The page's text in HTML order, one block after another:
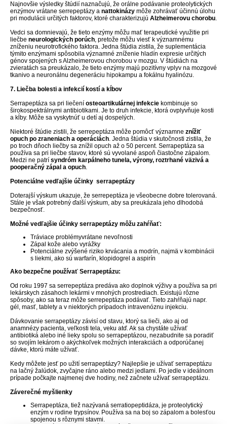
Najnovšie výsledky štúdií naznačujú, že orálne podávanie proteolytických
enzýmov vrátane serrepeptázy a nattokinázy môže zohrávať účinnú úlohu
pri modulácii určitých faktorov, ktoré charakterizujú Alzheimerovu chorobu.
Vedci sa domnievajú, že tieto enzýmy môžu mať terapeutické využitie pri
liečbe neurologických porúch, pretože môžu viesť k významnému
zníženiu neurotrofického faktora. Jedna štúdia zistila, že suplementácia
týmito enzýmami spôsobila významné zníženie hladín expresie určitých
génov spojených s Alzheimerovou chorobou v mozgu. V štúdiách na
zvieratách sa preukázalo, že tieto enzýmy majú pozitívny vplyv na mozgové
tkanivo a neuronálnu degeneráciu hipokampu a fokálnu hyalinózu.
7. Liečba bolesti a infekcií kostí a kĺbov
Serrapeptáza sa pri liečení osteoartikulárnej infekcie kombinuje so
širokospektrálnymi antibiotikami. Je to druh infekcie, ktorá ovplyvňuje kosti
a kĺby. Môže sa vyskytnúť u detí aj dospelých.
Niektoré štúdie zistili, že serrepeptáza môže pomôcť významne znížiť
opuch po zraneniach a operáciách. Jedna štúdia v skutočnosti zistila, že
po troch dňoch liečby sa znížil opuch až o 50 percent. Serrapeptáza sa
používa sa pri liečbe stavov, ktoré sú vyvolané aspoň čiastočne zápalom.
Medzi ne patrí syndróm karpálneho tunela, výrony, roztrhané väzivá a
pooperačný zápal a opuch.
Potenciálne vedľajšie účinky serrapeptázy
Doterajší výskum ukazuje, že serrepeptáza je všeobecne dobre tolerovaná.
Stále je však potrebný ďalší výskum, aby sa preukázala jeho dlhodobá
bezpečnosť.
Možné vedľajšie účinky serrapeptázy môžu zahŕňať:
Tráviace problémyvrátane nevoľnosti
Zápal kože alebo vyrážky
Potenciálne zvýšené riziko krvácania a modrín, najmä v kombinácii
s liekmi, ako sú warfarín, klopidogrel a aspirín
Ako bezpečne používať Serrapeptázu:
Od roku 1997 sa serrepeptáza predáva ako doplnok výživy a používa sa pri
lekárskych zásahoch lekármi v mnohých prostrediach. Existujú rôzne
spôsoby, ako sa teraz môže serrepeptáza podávať. Tieto zahŕňajú napr.
gél, masť, tablety a v niektorých prípadoch intravenóznu injekciu.
Dávkovanie serrapeptázy závisí od stavu, ktorý sa lieči, ako aj od
anamnézy pacienta, veľkosti tela, veku atď. Ak sa chystáte užívať
antibiotiká alebo iné lieky spolu so serrapeptázou, nezabudnite sa poradiť
so svojím lekárom o akýchkoľvek možných interakciách a odporúčanej
dávke, ktorú máte užívať.
Kedy môžete jesť po užití serrapeptázy? Najlepšie je užívať serrapeptázu
na lačný žalúdok, zvyčajne ráno alebo medzi jedlami. Po jedle v ideálnom
prípade počkajte najmenej dve hodiny, než začnete užívať serrapeptázu.
Záverečné myšlienky
Serrapeptáza, tiež nazývaná serratiopeptidáza, je proteolytický
enzým v rodine trypsínov. Používa sa na boj so zápalom a bolesťou
spojenou s rôznymi stavmi.